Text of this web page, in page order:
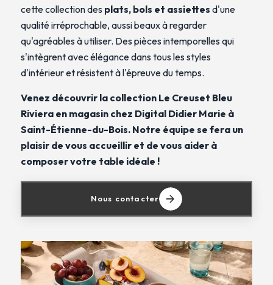
cette collection des plats, bols et assiettes d'une
qualité irréprochable, aussi beaux à regarder
qu'agréables à utiliser. Des pièces intemporelles qui
s'intègrent avec élégance dans tous les styles
d'intérieur et résistent à l'épreuve du temps.
Venez découvrir la collection Le Creuset Bleu
Riviera en magasin chez Digital Didier Marie à
Saint-Étienne-du-Bois. Notre équipe se fera un
plaisir de vous accueillir et de vous aider à
composer votre table idéale !
Nous contacter